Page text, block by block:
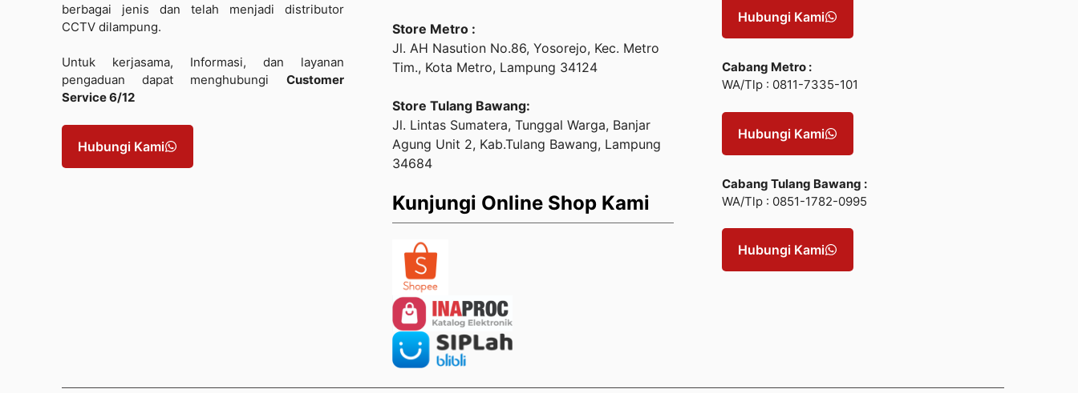
berbagai jenis dan telah menjadi distributor
CCTV dilampung.
Untuk kerjasama, Informasi, dan layanan
pengaduan dapat menghubungi Customer
Service 6/12
Hubungi Kami
Store Metro :
Jl. AH Nasution No.86, Yosorejo, Kec. Metro
Tim., Kota Metro, Lampung 34124
Store Tulang Bawang:
Jl. Lintas Sumatera, Tunggal Warga, Banjar
Agung Unit 2, Kab.Tulang Bawang, Lampung
34684
Kunjungi Online Shop Kami
Hubungi Kami
Cabang Metro :
WA/Tlp : 0811-7335-101
Hubungi Kami
Cabang Tulang Bawang :
WA/Tlp : 0851-1782-0995
Hubungi Kami